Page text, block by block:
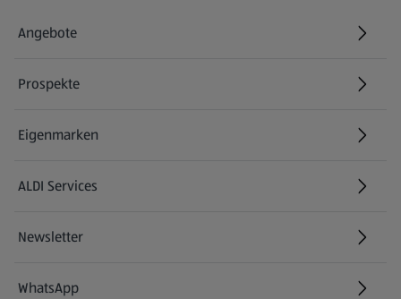
Angebote
Prospekte
Eigenmarken
ALDI Services
Newsletter
WhatsApp